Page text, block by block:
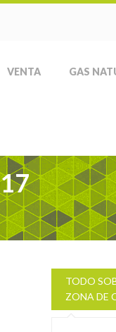
VENTA GAS
TODO
ZONA DE